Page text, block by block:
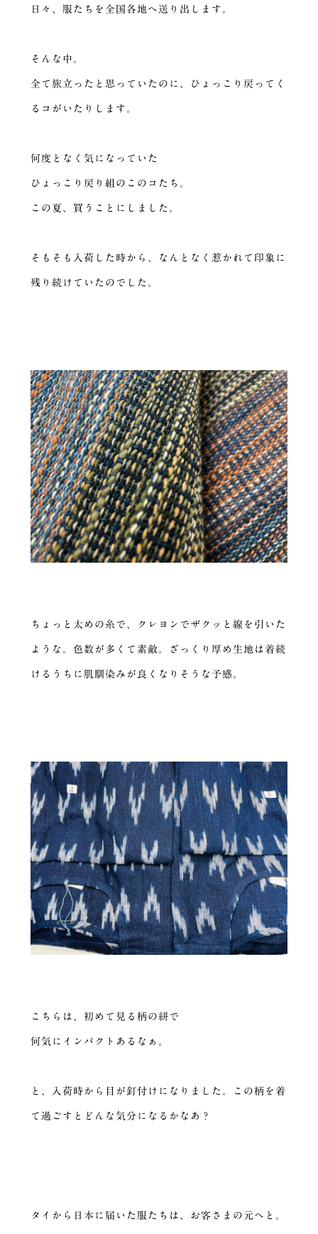
日々、服たちを全国各地へ送り出します。
そんな中。
全て旅立ったと思っていたのに、ひょっこり戻ってく
るコがいたりします。
何度となく気になっていた
ひょっこり戻り組のこのコたち。
この夏、買うことにしました。
そもそも入荷した時から、なんとなく惹かれて印象に
残り続けていたのでした。
ちょっと太めの糸で、クレヨンでザクッと線を引いた
ような。色数が多くて素敵。ざっくり厚め生地は着続
けるうちに肌馴染みが良くなりそうな予感。
こちらは、初めて見る柄の絣で
何気にインパクトあるなぁ。
と、入荷時から目が釘付けになりました。この柄を着
て過ごすとどんな気分になるかなあ？
タイから日本に届いた服たちは、お客さまの元へと。